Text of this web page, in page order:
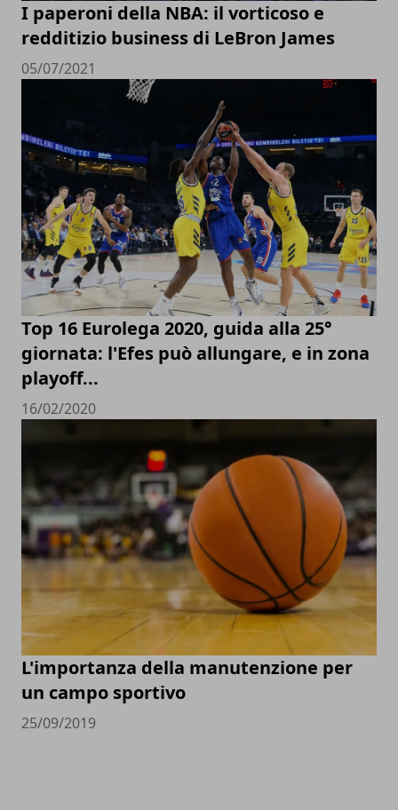
I paperoni della NBA: il vorticoso e
redditizio business di LeBron James
05/07/2021
Top 16 Eurolega 2020, guida alla 25°
giornata: l'Efes può allungare, e in zona
playoff...
16/02/2020
L'importanza della manutenzione per
un campo sportivo
25/09/2019